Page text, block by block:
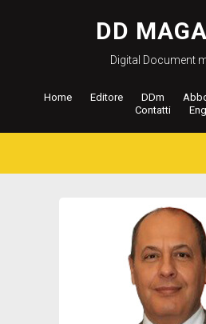
DD
Digital Document
Home Editore DDm
Contatti